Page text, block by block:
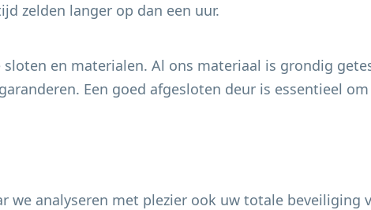
zelden langer op dan een uur.
en materialen. Al ons materiaal is grondig
Een goed afgesloten deur is essentieel
we analyseren met plezier ook uw totale beveiliging